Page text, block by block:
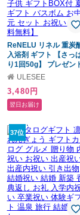
ReNELU リネル 重炭
入浴剤 ギフト 【さっ
り1回50g】 プレゼン
父の日 2026 ギフト
いい 女性 お風呂 温泉
愛い 母 誕生日 女の子
女 記念日 内祝い 友達
父 男性 オシャレ 子供
フトBOX付 夏ギフト
スボム お中元 セット
祝い 【送料無料】
ULESEE
3,480円
翌日お届け
37位